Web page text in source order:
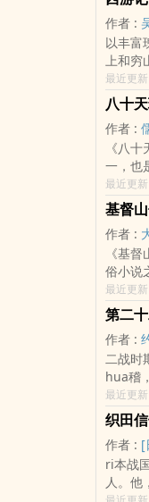
了安抚
船长ai
以及发
分析当
他们的
士jing
录了与
作者 :
以丰富
上和穷
万险形
幻化的
阻，并
神，小
最近更
八十
作者 :
《八
一，也
科幻小
学时代
表明，
一。
藏书”
最近更
基督
作者 :
《基
俗小说
迫害，
lou了
暴lou
扬了大
引人ru
得了无
了空前
法国和
部小说
最近更
第二
作者 :
二战时
hua稽
权力制
幽默文
的影响
最近更
织田
作者 : [
ri本战
人。他